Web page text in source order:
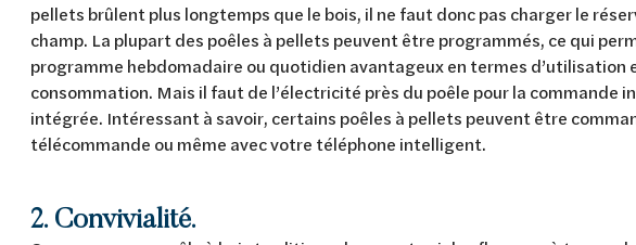
pellets brûlent plus longtemps que le bois, il ne faut donc pas charger le
champ. La plupart des poêles à pellets peuvent être programmés, ce qui
programme hebdomadaire ou quotidien avantageux en termes d’utilisation
consommation. Mais il faut de l’électricité près du poêle pour la commande
intégrée. Intéressant à savoir, certains poêles à pellets peuvent être
télécommande ou même avec votre téléphone intelligent.
2. Convivialité.